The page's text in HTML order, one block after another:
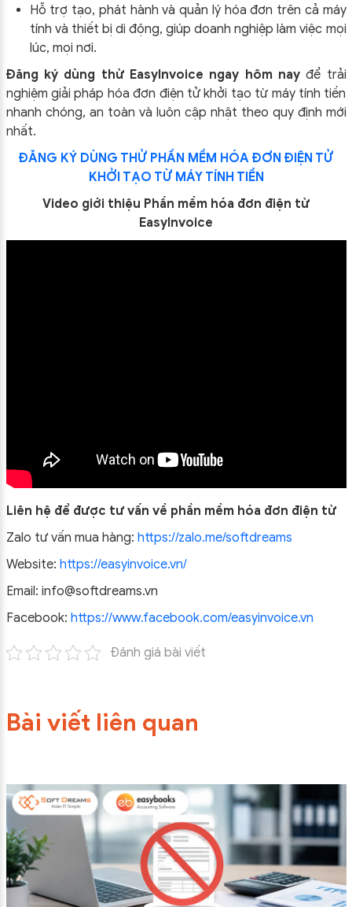
Hỗ trợ tạo, phát hành và quản lý hóa đơn trên cả máy
tính và thiết bị di động, giúp doanh nghiệp làm việc mọi
lúc, mọi nơi.
Đăng ký dùng thử EasyInvoice ngay hôm nayđể trải
nghiệm giải pháp hóa đơn điện tử khởi tạo từ máy tính tiền
nhanh chóng, an toàn và luôn cập nhật theo quy định mới
nhất.
ĐĂNG KÝ DÙNG THỬ PHẦN MỀM HÓA ĐƠN ĐIỆN TỬ
KHỞI TẠO TỪ MÁY TÍNH TIỀN
Video giới thiệu Phần mềm hóa đơn điện tử
EasyInvoice
Liên hệ để được tư vấn về phần mềm hóa đơn điện tử
Zalo tư vấn mua hàng: https://zalo.me/softdreams
Website: https://easyinvoice.vn/
Email: info@softdreams.vn
Facebook: https://www.facebook.com/easyinvoice.vn
Đánh giá bài viết
Bài viết liên quan